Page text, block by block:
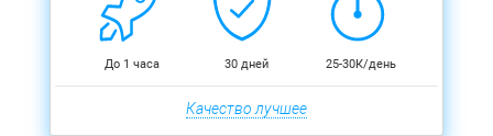
До 1 часа 30 дней 25-30К/день
Качество лучшее